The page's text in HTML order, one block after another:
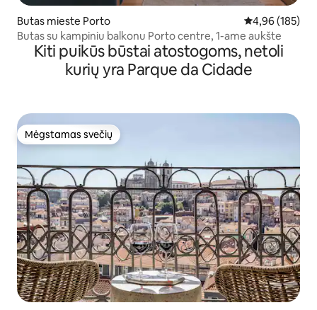
Butas mieste Porto Vidutinis
4,96 (185)
Butas su kampiniu balkonu Porto centre, 1-ame aukšte
Kiti puikūs būstai atostogoms, netoli
kurių yra Parque da Cidade
Mėgstamas svečių
Mėgstamas svečių